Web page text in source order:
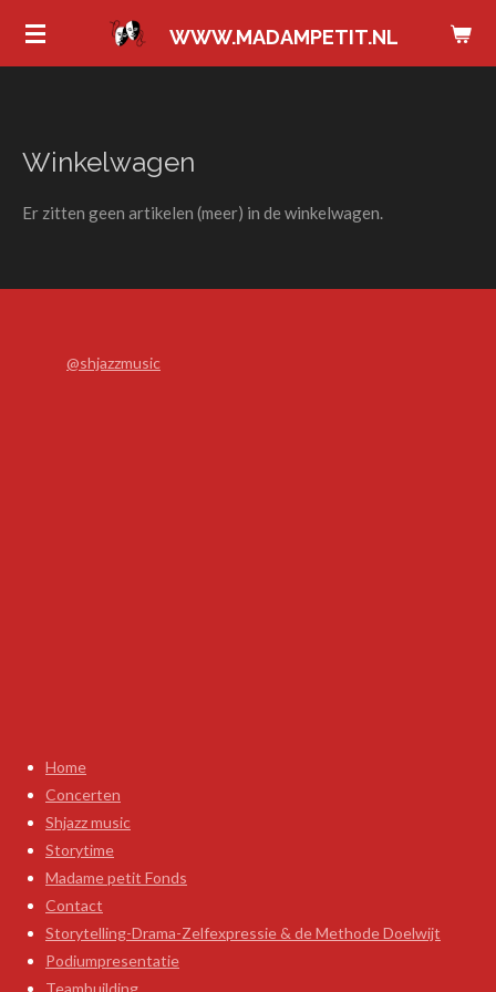
Ga
WWW.MADAMPETIT.NL
Winkelwagen
Er zitten geen artikelen (meer) in de winkelwagen.
@shjazzmusic
Home
Concerten
Shjazz music
Storytime
Madame petit Fonds
Contact
Storytelling-Drama-Zelfexpressie & de Methode Doelwijt
Podiumpresentatie
Teambuilding